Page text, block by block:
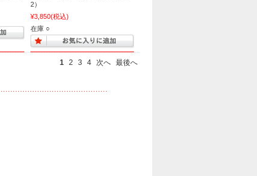
2）
¥3,850(税込)
在庫 ○
1 2 3 4 次へ 最後へ